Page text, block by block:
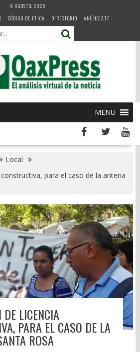
8 AGOSTO, 2026
CÓDIGO DE ÉTICA DIRECTORIO ANÚNCIATE
MENU
Local
para el caso de la antena
DE LICENCIA
PARA EL CASO DE LA
ROSA